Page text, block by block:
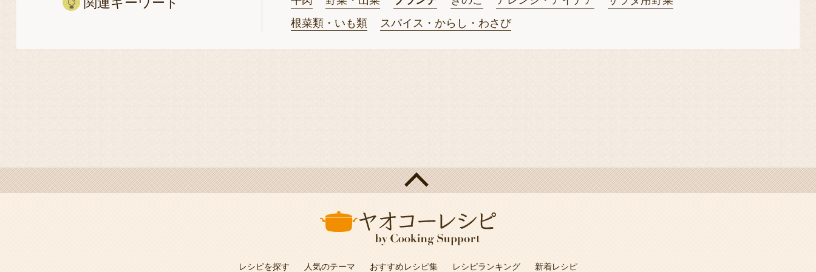
根菜類・いも類
スパイス・からし・わさび
レシピを探す 人気のテーマ おすすめレシピ集 レシピランキング 新着レシピ